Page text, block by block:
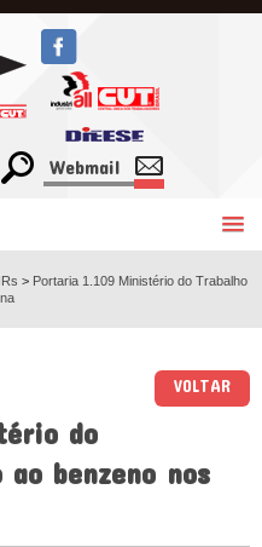
Webmail
> Portaria 1.109 Ministério do Trabalho
VOLTAR
do
benzeno nos